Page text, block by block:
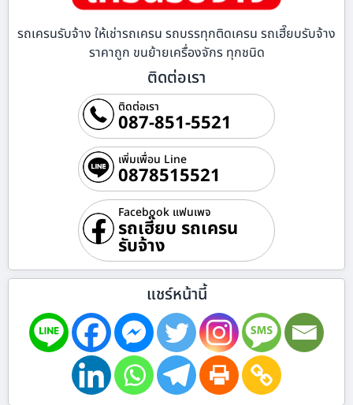
รถเครนรับจ้าง ให้เช่ารถเครน รถบรรทุกติดเครน รถเฮี๊ยบรับจ้าง
ราคาถูก ขนย้ายเครื่องจักร ทุกชนิด
ติดต่อเรา
ติดต่อเรา
087-851-5521
เพิ่มเพื่อน Line
0878515521
Facebook แฟนเพจ
รถเฮี๊ยบ รถเครน
รับจ้าง
แชร์หน้านี้